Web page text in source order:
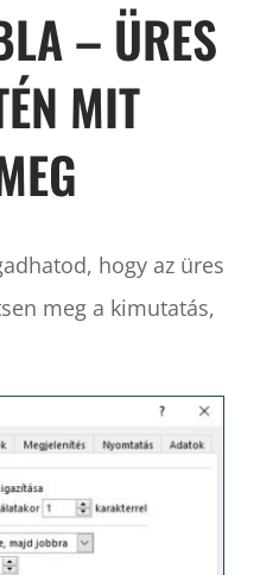
– ÜRES
MIT
hogy az üres
meg a kimutatás,